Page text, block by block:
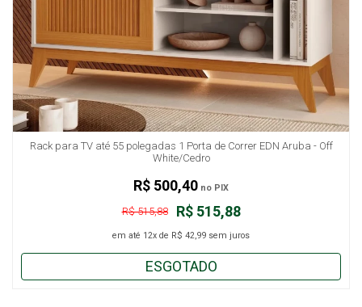
Rack para TV até 55 polegadas 1 Porta de Correr EDN Aruba - Off
White/Cedro
R$ 515,88
R$ 515,88
em até 12x de R$ 42,99 sem juros
R$ 500,40 no PIX
ESGOTADO